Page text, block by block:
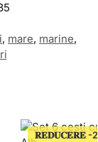
, mare, marine,
𝐑𝐄𝐃𝐔𝐂𝐄𝐑𝐄